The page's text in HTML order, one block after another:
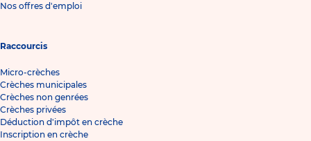
Nos offres d'emploi
Raccourcis
Micro-crèches
Crèches municipales
Crèches non genrées
Crèches privées
Déduction d'impôt en crèche
Inscription en crèche